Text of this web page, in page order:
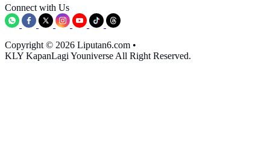
Connect with Us
Copyright © 2026 Liputan6.com •
KLY KapanLagi Youniverse All Right Reserved.